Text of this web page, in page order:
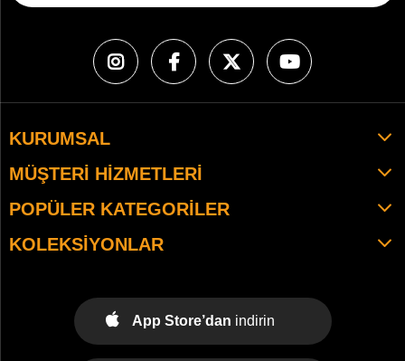
KURUMSAL
MÜŞTERI HIZMETLERI
POPÜLER KATEGORILER
KOLEKSIYONLAR
App Store’dan indirin